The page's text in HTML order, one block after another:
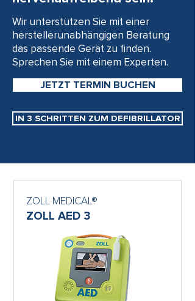
Wir unterstützen Sie mit einer
herstellerunabhängigen Beratung
das passende Gerät zu finden.
Sprechen Sie mit einem Experten.
JETZT TERMIN BUCHEN
IN 3 SCHRITTEN ZUM DEFIBRILLATOR
ZOLL MEDICAL®
ZOLL AED 3